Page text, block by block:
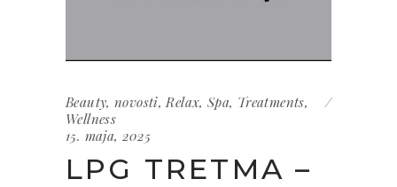
Beauty, novosti, Relax, Spa, Treatments,
Wellness
15. maja, 2025
LPG TRETMA –